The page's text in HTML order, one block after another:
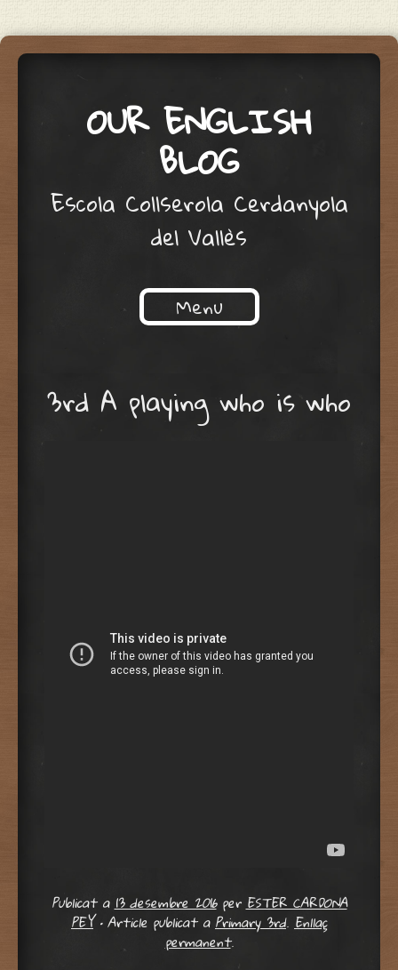
OUR ENGLISH
BLOG
Escola Collserola Cerdanyola
del Vallès
Menu
3rd A playing who is who
Publicat a13 desembre 2016perESTER CARDONA
PEY •Article publicat aPrimary 3rd. Enllaç
permanent.